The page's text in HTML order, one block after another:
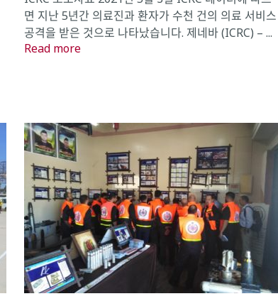
면 지난 5년간 의료진과 환자가 수천 건의 의료 서비스
공격을 받은 것으로 나타났습니다. 제네바 (ICRC) – ...
Read more